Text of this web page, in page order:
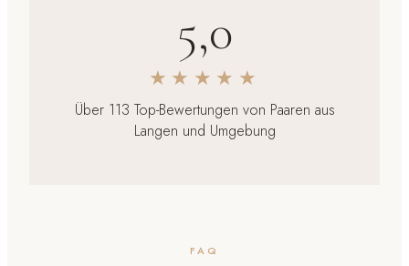
5,0
★★★★★
Über 113 Top-Bewertungen von Paaren aus
Langen und Umgebung
FAQ